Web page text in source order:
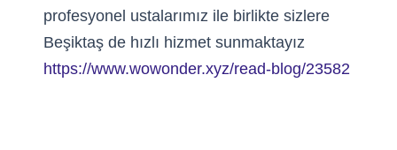
profesyonel ustalarımız ile birlikte sizlere
Beşiktaş de hızlı hizmet sunmaktayız
https://www.wowonder.xyz/read-blog/23582